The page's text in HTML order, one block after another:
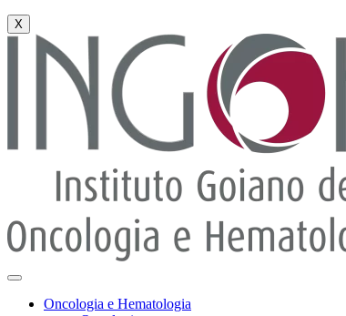
X
Oncologia e Hematologia